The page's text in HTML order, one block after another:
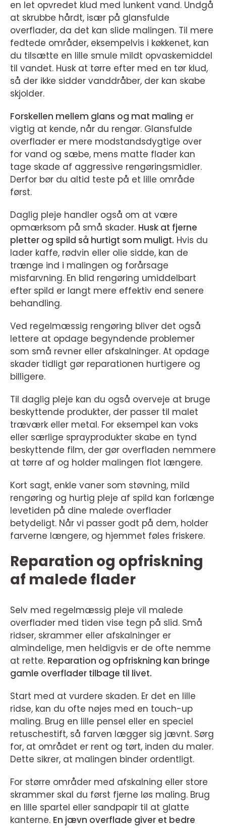
en let opvredet klud med lunkent vand. Undgå
at skrubbe hårdt, især på glansfulde
overflader, da det kan slide malingen. Til mere
fedtede områder, eksempelvis i køkkenet, kan
du tilsætte en lille smule mildt opvaskemiddel
til vandet. Husk at tørre efter med en tør klud,
så der ikke sidder vanddråber, der kan skabe
skjolder.
Forskellen mellem glans og mat maling er
vigtig at kende, når du rengør. Glansfulde
overflader er mere modstandsdygtige over
for vand og sæbe, mens matte flader kan
tage skade af aggressive rengøringsmidler.
Derfor bør du altid teste på et lille område
først.
Daglig pleje handler også om at være
opmærksom på små skader. Husk at fjerne
pletter og spild så hurtigt som muligt. Hvis du
lader kaffe, rødvin eller olie sidde, kan de
trænge ind i malingen og forårsage
misfarvning. En blid rengøring umiddelbart
efter spild er langt mere effektiv end senere
behandling.
Ved regelmæssig rengøring bliver det også
lettere at opdage begyndende problemer
som små revner eller afskalninger. At opdage
skader tidligt gør reparationen hurtigere og
billigere.
Til daglig pleje kan du også overveje at bruge
beskyttende produkter, der passer til malet
træværk eller metal. For eksempel kan voks
eller særlige sprayprodukter skabe en tynd
beskyttende film, der gør overfladen nemmere
at tørre af og holder malingen flot længere.
Kort sagt, enkle vaner som støvning, mild
rengøring og hurtig pleje af spild kan forlænge
levetiden på dine malede overflader
betydeligt. Når vi passer godt på dem, holder
farverne længere, og hjemmet føles friskere.
Reparation og opfriskning
af malede flader
Selv med regelmæssig pleje vil malede
overflader med tiden vise tegn på slid. Små
ridser, skrammer eller afskalninger er
almindelige, men heldigvis er de ofte nemme
at rette. Reparation og opfriskning kan bringe
gamle overflader tilbage til livet.
Start med at vurdere skaden. Er det en lille
ridse, kan du ofte nøjes med en touch-up
maling. Brug en lille pensel eller en speciel
retuschestift, så farven lægger sig jævnt. Sørg
for, at området er rent og tørt, inden du maler.
Dette sikrer, at malingen binder ordentligt.
For større områder med afskalning eller store
skrammer skal du først fjerne løs maling. Brug
en lille spartel eller sandpapir til at glatte
kanterne. En jævn overflade giver et bedre